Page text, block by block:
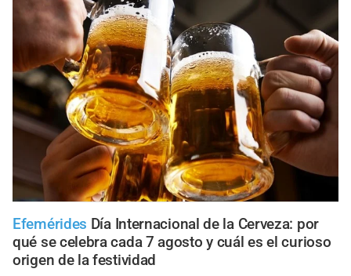
Efemérides Día Internacional de la Cerveza: por
qué se celebra cada 7 agosto y cuál es el curioso
origen de la festividad